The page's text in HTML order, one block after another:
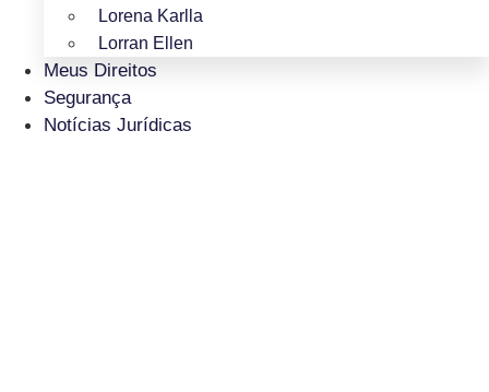
Lorena Karlla
Lorran Ellen
Meus Direitos
Segurança
Notícias Jurídicas